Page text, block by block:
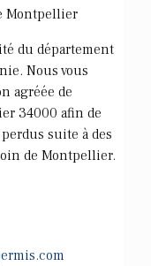
Montpellier
du département
Nous vous
agréée de
34000 afin de
suite à des
de Montpellier.